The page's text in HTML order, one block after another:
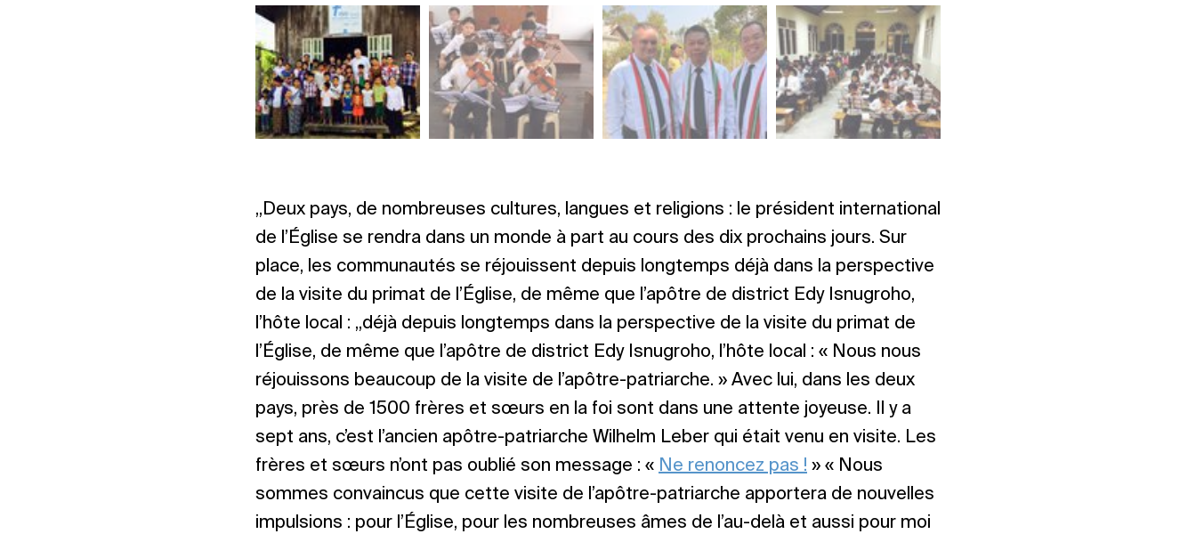
„Deux pays, de nombreuses cultures, langues et religions : le président international
de l’Église se rendra dans un monde à part au cours des dix prochains jours. Sur
place, les communautés se réjouissent depuis longtemps déjà dans la perspective
de la visite du primat de l’Église, de même que l’apôtre de district Edy Isnugroho,
l’hôte local : „déjà depuis longtemps dans la perspective de la visite du primat de
l’Église, de même que l’apôtre de district Edy Isnugroho, l’hôte local : « Nous nous
réjouissons beaucoup de la visite de l’apôtre-patriarche. » Avec lui, dans les deux
pays, près de 1500 frères et sœurs en la foi sont dans une attente joyeuse. Il y a
sept ans, c’est l’ancien apôtre-patriarche Wilhelm Leber qui était venu en visite. Les
frères et sœurs n’ont pas oublié son message : « Ne renoncez pas ! » « Nous
sommes convaincus que cette visite de l’apôtre-patriarche apportera de nouvelles
impulsions : pour l’Église, pour les nombreuses âmes de l’au-delà et aussi pour moi